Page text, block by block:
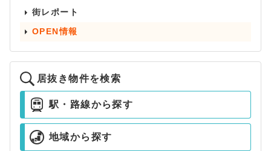
街レポート
OPEN情報
居抜き物件を検索
駅・路線から探す
地域から探す